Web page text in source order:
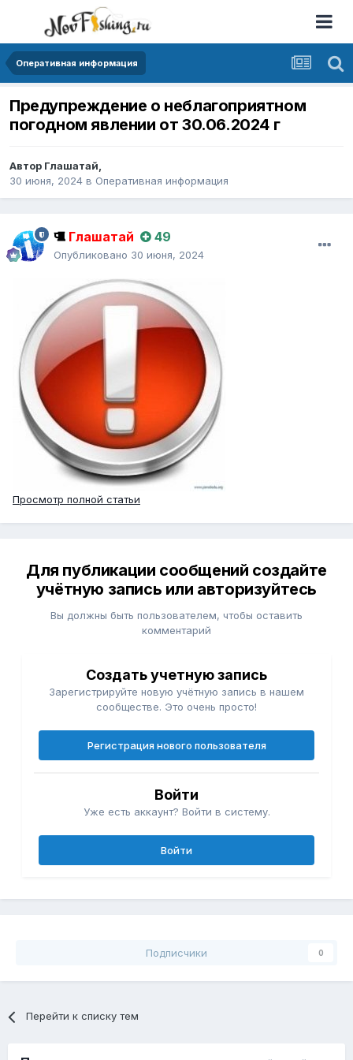
Оперативная информация
Предупреждение о неблагоприятном
погодном явлении от 30.06.2024 г
Автор Глашатай,
30 июня, 2024 в Оперативная информация
Глашатай 49
Опубликовано 30 июня, 2024
Просмотр полной статьи
Для публикации сообщений создайте
учётную запись или авторизуйтесь
Вы должны быть пользователем, чтобы оставить
комментарий
Создать учетную запись
Зарегистрируйте новую учётную запись в нашем
сообществе. Это очень просто!
Регистрация нового пользователя
Войти
Уже есть аккаунт? Войти в систему.
Войти
Подписчики 0
Перейти к списку тем